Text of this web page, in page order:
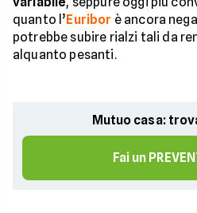
quanto l’Euribor è ancora
potrebbe subire rialzi tali da
alquanto pesanti.
Mutuo casa:
Fai un